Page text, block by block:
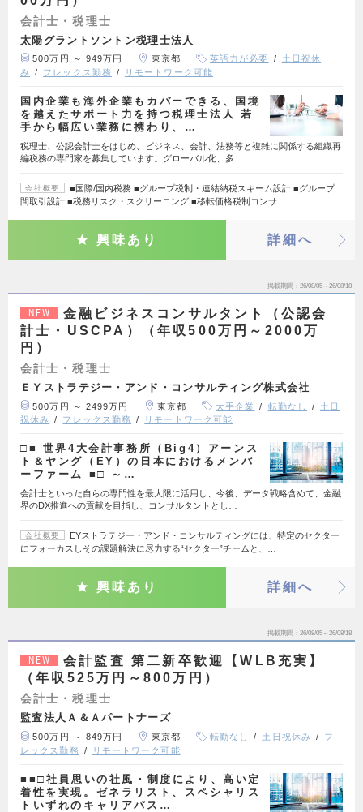
会計士・税理士
太陽グラントソントン税理士法人
500万円 ～ 949万円 東京都 英語力が必要
土日祝休
み
フレックス勤務 リモートワーク可能
国内企業も海外企業もカバーできる、国境
を越えたサポート力を持つ税理士法人 若
手から幅広い業務に携わり、…
税理士、公認会計士をはじめ、ビジネス、会計、法務等と複雑に関係する組織再
編税務の専門家を募集しています。グローバル化、多…
会社概要
■国際/国内税務 ■グループ税制・連結納税スキーム設計 ■グループ
間取引設計 ■税務リスク・スクリーニング ■移転価格税制コンサ…
興味あり 詳細へ
掲載期間 26/08/05～26/08/18
NEW
金融ビジネスコンサルタント（公認会
計士・USCPA）（年収500万円～2000万
円）
会計士・税理士
ＥＹストラテジー・アンド・コンサルティング株式会社
500万円 ～ 2499万円 東京都 大手企業 転勤なし
土日
祝休み
フレックス勤務 リモートワーク可能
□■ 世界4大会計事務所（Big4）アーンス
ト＆ヤング（EY）の日本におけるメンバ
ーファーム ■□ ～…
会計士といった自らの専門性を最大限に活用し、今後、データ戦略含めて、金融
界のDX推進への貢献を目指し、コンサルタントとし…
会社概要
EYストラテジー・アンド・コンサルティングには、特定のセクター
にフォーカスしその課題解決に尽力する“セクター”チームと、…
興味あり 詳細へ
掲載期間 26/08/05～26/08/18
NEW
会計監査 第二新卒歓迎【WLB充実】
（年収525万円～800万円）
会計士・税理士
監査法人Ａ＆Ａパートナーズ
500万円 ～ 849万円 東京都 転勤なし 土日祝休み
フ
レックス勤務
リモートワーク可能
■■□社員思いの社風・制度により、高い定
着性を実現。ゼネラリスト、スペシャリス
トいずれのキャリアパス…